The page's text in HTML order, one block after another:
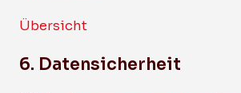
Übersicht
6. Datensicherheit